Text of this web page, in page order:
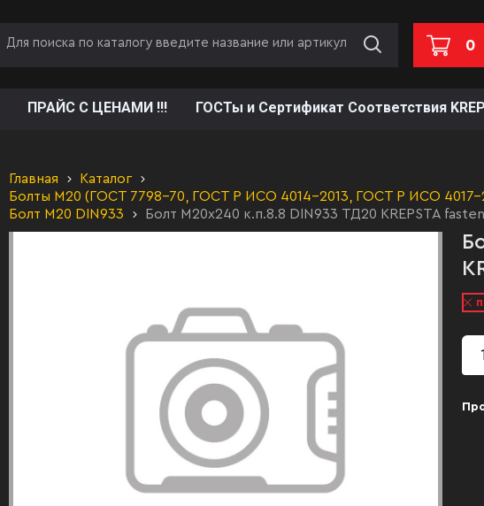
0
ПРАЙС С ЦЕНАМИ !!! ГОСТы и Сертификат Соответствия
Главная
Каталог
Болты М20 (ГОСТ 7798-70, ГОСТ Р ИСО 4014-2013, ГОСТ Р ИСО 4017-
Болт М20 DIN933
Болт М20х240 к.п.8.8 DIN933 ТД20 KREPSTA